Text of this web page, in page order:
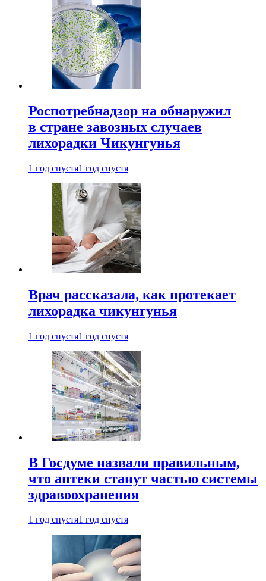
Роспотребнадзор на обнаружил
в стране завозных случаев
лихорадки Чикунгунья
1 год спустя1 год спустя
Врач рассказала, как протекает
лихорадка чикунгунья
1 год спустя1 год спустя
В Госдуме назвали правильным,
что аптеки станут частью системы
здравоохранения
1 год спустя1 год спустя